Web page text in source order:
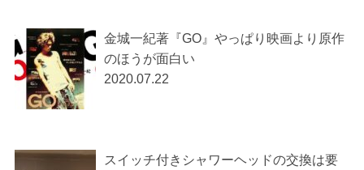
金城一紀著『GO』やっぱり映画より原作
のほうが面白い
2020.07.22
スイッチ付きシャワーヘッドの交換は要